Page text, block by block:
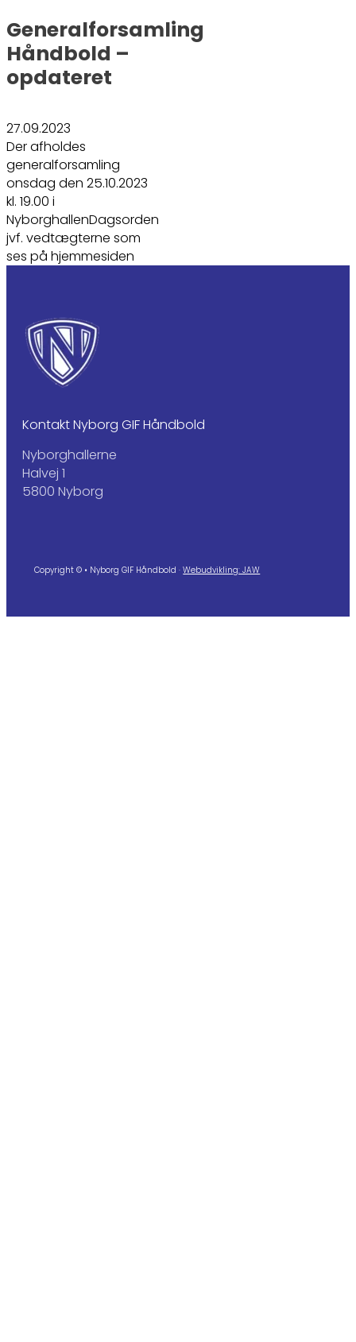
Generalforsamling
Håndbold –
opdateret
27.09.2023
Der afholdes
generalforsamling
onsdag den 25.10.2023
kl. 19.00 i
NyborghallenDagsorden
jvf. vedtægterne som
ses på hjemmesiden
Kontakt Nyborg GIF Håndbold
Nyborghallerne
Halvej 1
5800 Nyborg
Copyright © • Nyborg GIF Håndbold ·Webudvikling: JAW